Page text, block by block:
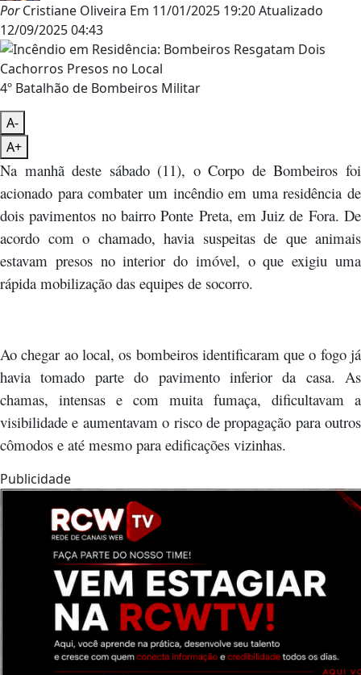
PorCristiane Oliveira Em 11/01/2025 19:20Atualizado
12/09/2025 04:43
4º Batalhão de Bombeiros Militar
A-
A+
Na manhã deste sábado (11), o Corpo de Bombeiros foi
acionado para combater um incêndio em uma residência de
dois pavimentos no bairro Ponte Preta, em Juiz de Fora. De
acordo com o chamado, havia suspeitas de que animais
estavam presos no interior do imóvel, o que exigiu uma
rápida mobilização das equipes de socorro.
Ao chegar ao local, os bombeiros identificaram que o fogo já
havia tomado parte do pavimento inferior da casa. As
chamas, intensas e com muita fumaça, dificultavam a
visibilidade e aumentavam o risco de propagação para outros
cômodos e até mesmo para edificações vizinhas.
Publicidade